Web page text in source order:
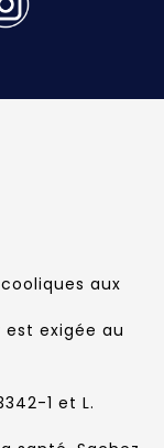
aux
exigée au
1 et L.